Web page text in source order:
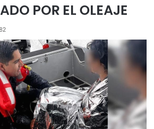
POR EL OLEAJE